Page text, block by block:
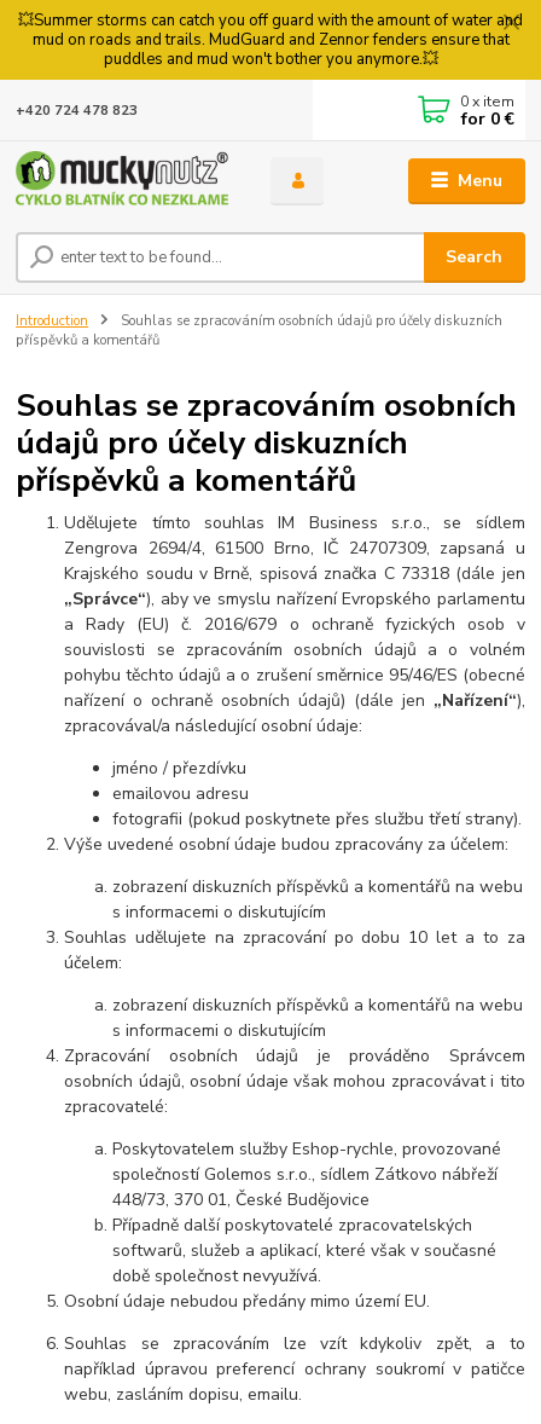
💥Summer storms can catch you off guard with the amount of water and
mud on roads and trails. MudGuard and Zennor fenders ensure that
puddles and mud won't bother you anymore.💥
Menu
Search
+420 724 478 823 0x item
for 0 €
Introduction
Souhlas se zpracováním osobních údajů pro účely diskuzních
příspěvků a komentářů
Souhlas se zpracováním osobních
údajů pro účely diskuzních
příspěvků a komentářů
Udělujete tímto souhlas IM Business s.r.o., se sídlem
Zengrova 2694/4, 61500 Brno, IČ 24707309, zapsaná u
Krajského soudu v Brně, spisová značka C 73318 (dále jen
„Správce“), aby ve smyslu nařízení Evropského parlamentu
a Rady (EU) č. 2016/679 o ochraně fyzických osob v
souvislosti se zpracováním osobních údajů a o volném
pohybu těchto údajů a o zrušení směrnice 95/46/ES (obecné
nařízení o ochraně osobních údajů) (dále jen „Nařízení“),
zpracovával/a následující osobní údaje:
jméno / přezdívku
emailovou adresu
fotografii (pokud poskytnete přes službu třetí strany).
Výše uvedené osobní údaje budou zpracovány za účelem:
zobrazení diskuzních příspěvků a komentářů na webu
s informacemi o diskutujícím
Souhlas udělujete na zpracování po dobu 10 let a to za
účelem:
zobrazení diskuzních příspěvků a komentářů na webu
s informacemi o diskutujícím
Zpracování osobních údajů je prováděno Správcem
osobních údajů, osobní údaje však mohou zpracovávat i tito
zpracovatelé:
Poskytovatelem služby Eshop-rychle, provozované
společností Golemos s.r.o., sídlem Zátkovo nábřeží
448/73, 370 01, České Budějovice
Případně další poskytovatelé zpracovatelských
softwarů, služeb a aplikací, které však v současné
době společnost nevyužívá.
Osobní údaje nebudou předány mimo území EU.
Souhlas se zpracováním lze vzít kdykoliv zpět, a to
například úpravou preferencí ochrany soukromí v patičce
webu, zasláním dopisu, emailu.